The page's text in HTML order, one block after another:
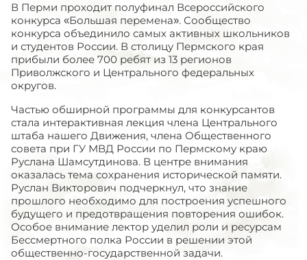
В Перми проходит полуфинал Всероссийского
конкурса «Большая перемена». Сообщество
конкурса объединило самых активных школьников
и студентов России. В столицу Пермского края
прибыли более 700 ребят из 13 регионов
Приволжского и Центрального федеральных
округов.
Частью обширной программы для конкурсантов
стала интерактивная лекция члена Центрального
штаба нашего Движения, члена Общественного
совета при ГУ МВД России по Пермскому краю
Руслана Шамсутдинова. В центре внимания
оказалась тема сохранения исторической памяти.
Руслан Викторович подчеркнул, что знание
прошлого необходимо для построения успешного
будущего и предотвращения повторения ошибок.
Особое внимание лектор уделил роли и ресурсам
Бессмертного полка России в решении этой
общественно-государственной задачи.